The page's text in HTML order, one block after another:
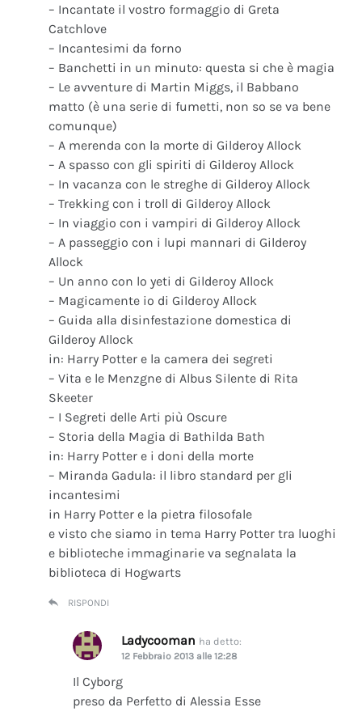
– Incantate il vostro formaggio di Greta
Catchlove
– Incantesimi da forno
– Banchetti in un minuto: questa si che è magia
– Le avventure di Martin Miggs, il Babbano
matto (è una serie di fumetti, non so se va bene
comunque)
– A merenda con la morte di Gilderoy Allock
– A spasso con gli spiriti di Gilderoy Allock
– In vacanza con le streghe di Gilderoy Allock
– Trekking con i troll di Gilderoy Allock
– In viaggio con i vampiri di Gilderoy Allock
– A passeggio con i lupi mannari di Gilderoy
Allock
– Un anno con lo yeti di Gilderoy Allock
– Magicamente io di Gilderoy Allock
– Guida alla disinfestazione domestica di
Gilderoy Allock
in: Harry Potter e la camera dei segreti
– Vita e le Menzgne di Albus Silente di Rita
Skeeter
– I Segreti delle Arti più Oscure
– Storia della Magia di Bathilda Bath
in: Harry Potter e i doni della morte
– Miranda Gadula: il libro standard per gli
incantesimi
in Harry Potter e la pietra filosofale
e visto che siamo in tema Harry Potter tra luoghi
e biblioteche immaginarie va segnalata la
biblioteca di Hogwarts
RISPONDI
Ladycooman ha detto:
12 Febbraio 2013 alle 12:28
Il Cyborg
preso da Perfetto di Alessia Esse